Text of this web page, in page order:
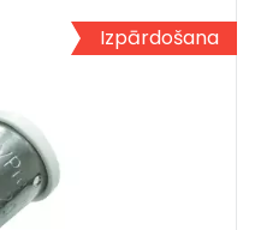
Izpārdošana